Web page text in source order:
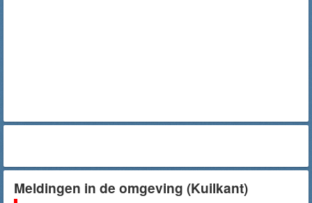
Meldingen in de omgeving (Kuilkant)